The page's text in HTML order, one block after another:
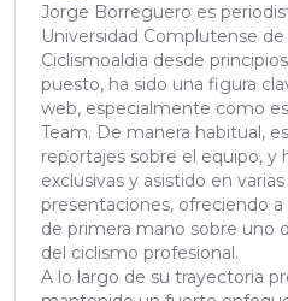
Jorge Borreguero es
Universidad Complutense
Ciclismoaldia desde
puesto, ha sido una figura
web, especialmente como
Team. De manera habitual,
reportajes sobre el equipo, y
exclusivas y asistido en
presentaciones, ofreciendo
de primera mano sobre uno
del ciclismo profesional.
A lo largo de su trayectoria